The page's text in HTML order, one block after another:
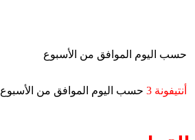
حسب اليوم الموافق من الأسبوع
أنتيفونة 3 حسب اليوم الموافق من الأسبوع